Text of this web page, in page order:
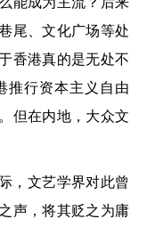
尾、文化广场等处
香港真的是无处不
推行资本主义自由
但在内地，大众文
，文艺学界对此曾
声，将其贬之为庸